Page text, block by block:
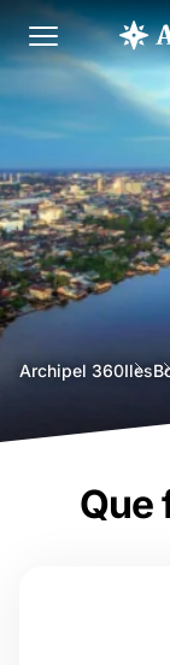
Archipel 360Iles
Que